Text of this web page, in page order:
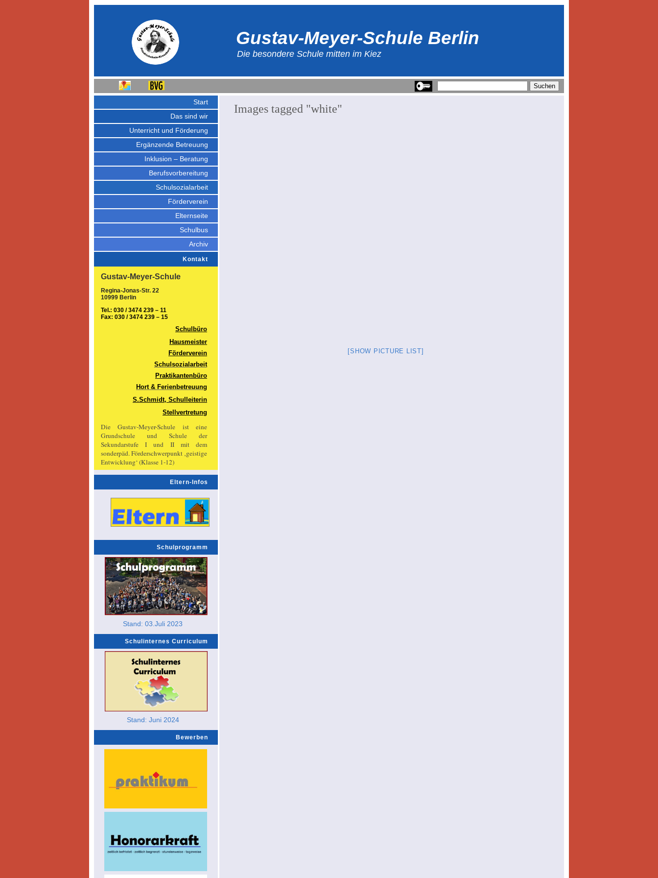
Gustav-Meyer-Schule Berlin
Start
Das sind wir
Unterricht und Förderung
Ergänzende Betreuung
Inklusion – Beratung
Berufsvorbereitung
Schulsozialarbeit
Förderverein
Elternseite
Schulbus
Archiv
Kontakt
Gustav-Meyer-Schule
Regina-Jonas-Str. 22
10999 Berlin
Tel.: 030 / 3474 239 – 11
Fax: 030 / 3474 239 – 15
Schulbüro
Hausmeister
Förderverein
Schulsozialarbeit
Praktikantenbüro
Hort & Ferienbetreuung
S.Schmidt, Schulleiterin
Stellvertretung
Die Gustav-Meyer-Schule ist eine
Grundschule und Schule der
Sekundarstufe I und II mit dem
sonderpäd. Förderschwerpunkt ‚geistige
Entwicklung‘ (Klasse 1-12)
Eltern-Infos
Schulprogramm
Stand: 03.Juli 2023
Schulinternes Curriculum
Stand: Juni 2024
Bewerben
Die besondere Schule mitten im Kiez
Images tagged "white"
[SHOW PICTURE LIST]